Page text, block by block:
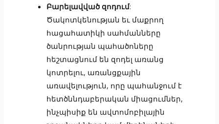
Բարելավված զոդում:
Ծակոտկենության եւ մաքրող
հացահատիկի սահմանները
ծանրության պահածոները
հեշտացնում են զոդել առանց
կոտրելու, առանցքային
առավելություն, որը պահանջում է
հետծննդաբերական միացումներ,
ինչպիսիք են ավտոմոբիլային